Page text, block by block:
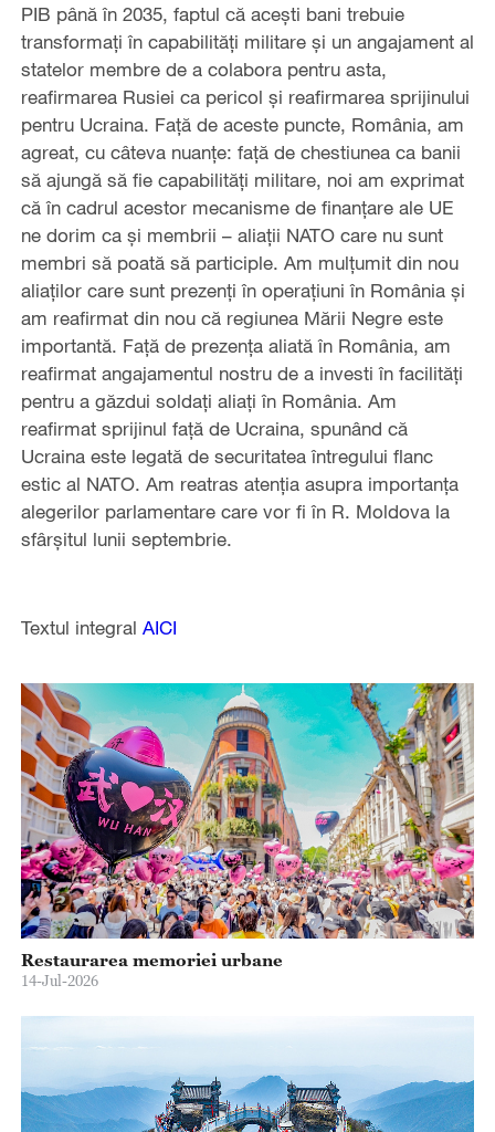
PIB până în 2035, faptul că acești bani trebuie
transformați în capabilități militare și un angajament al
statelor membre de a colabora pentru asta,
reafirmarea Rusiei ca pericol și reafirmarea sprijinului
pentru Ucraina. Față de aceste puncte, România, am
agreat, cu câteva nuanțe: față de chestiunea ca banii
să ajungă să fie capabilități militare, noi am exprimat
că în cadrul acestor mecanisme de finanțare ale UE
ne dorim ca și membrii – aliații NATO care nu sunt
membri să poată să participle. Am mulțumit din nou
aliaților care sunt prezenți în operațiuni în România și
am reafirmat din nou că regiunea Mării Negre este
importantă. Față de prezența aliată în România, am
reafirmat angajamentul nostru de a investi în facilități
pentru a găzdui soldați aliați în România. Am
reafirmat sprijinul față de Ucraina, spunând că
Ucraina este legată de securitatea întregului flanc
estic al NATO. Am reatras atenția asupra importanța
alegerilor parlamentare care vor fi în R. Moldova la
sfârșitul lunii septembrie.
Textul integral AICI
Restaurarea memoriei urbane
14-Jul-2026